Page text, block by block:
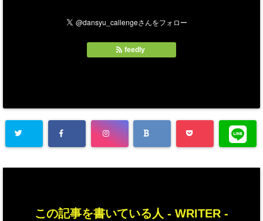
feedly
この記事を書いている人 - WRITER -